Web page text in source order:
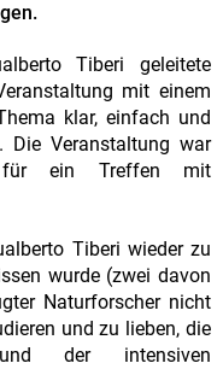
Tiberi geleitete
mit einem
klar, einfach und
Die Veranstaltung war
für ein Treffen mit
Tiberi wieder zu
wurde (zwei davon
Naturforscher nicht
und zu lieben, die
der intensiven